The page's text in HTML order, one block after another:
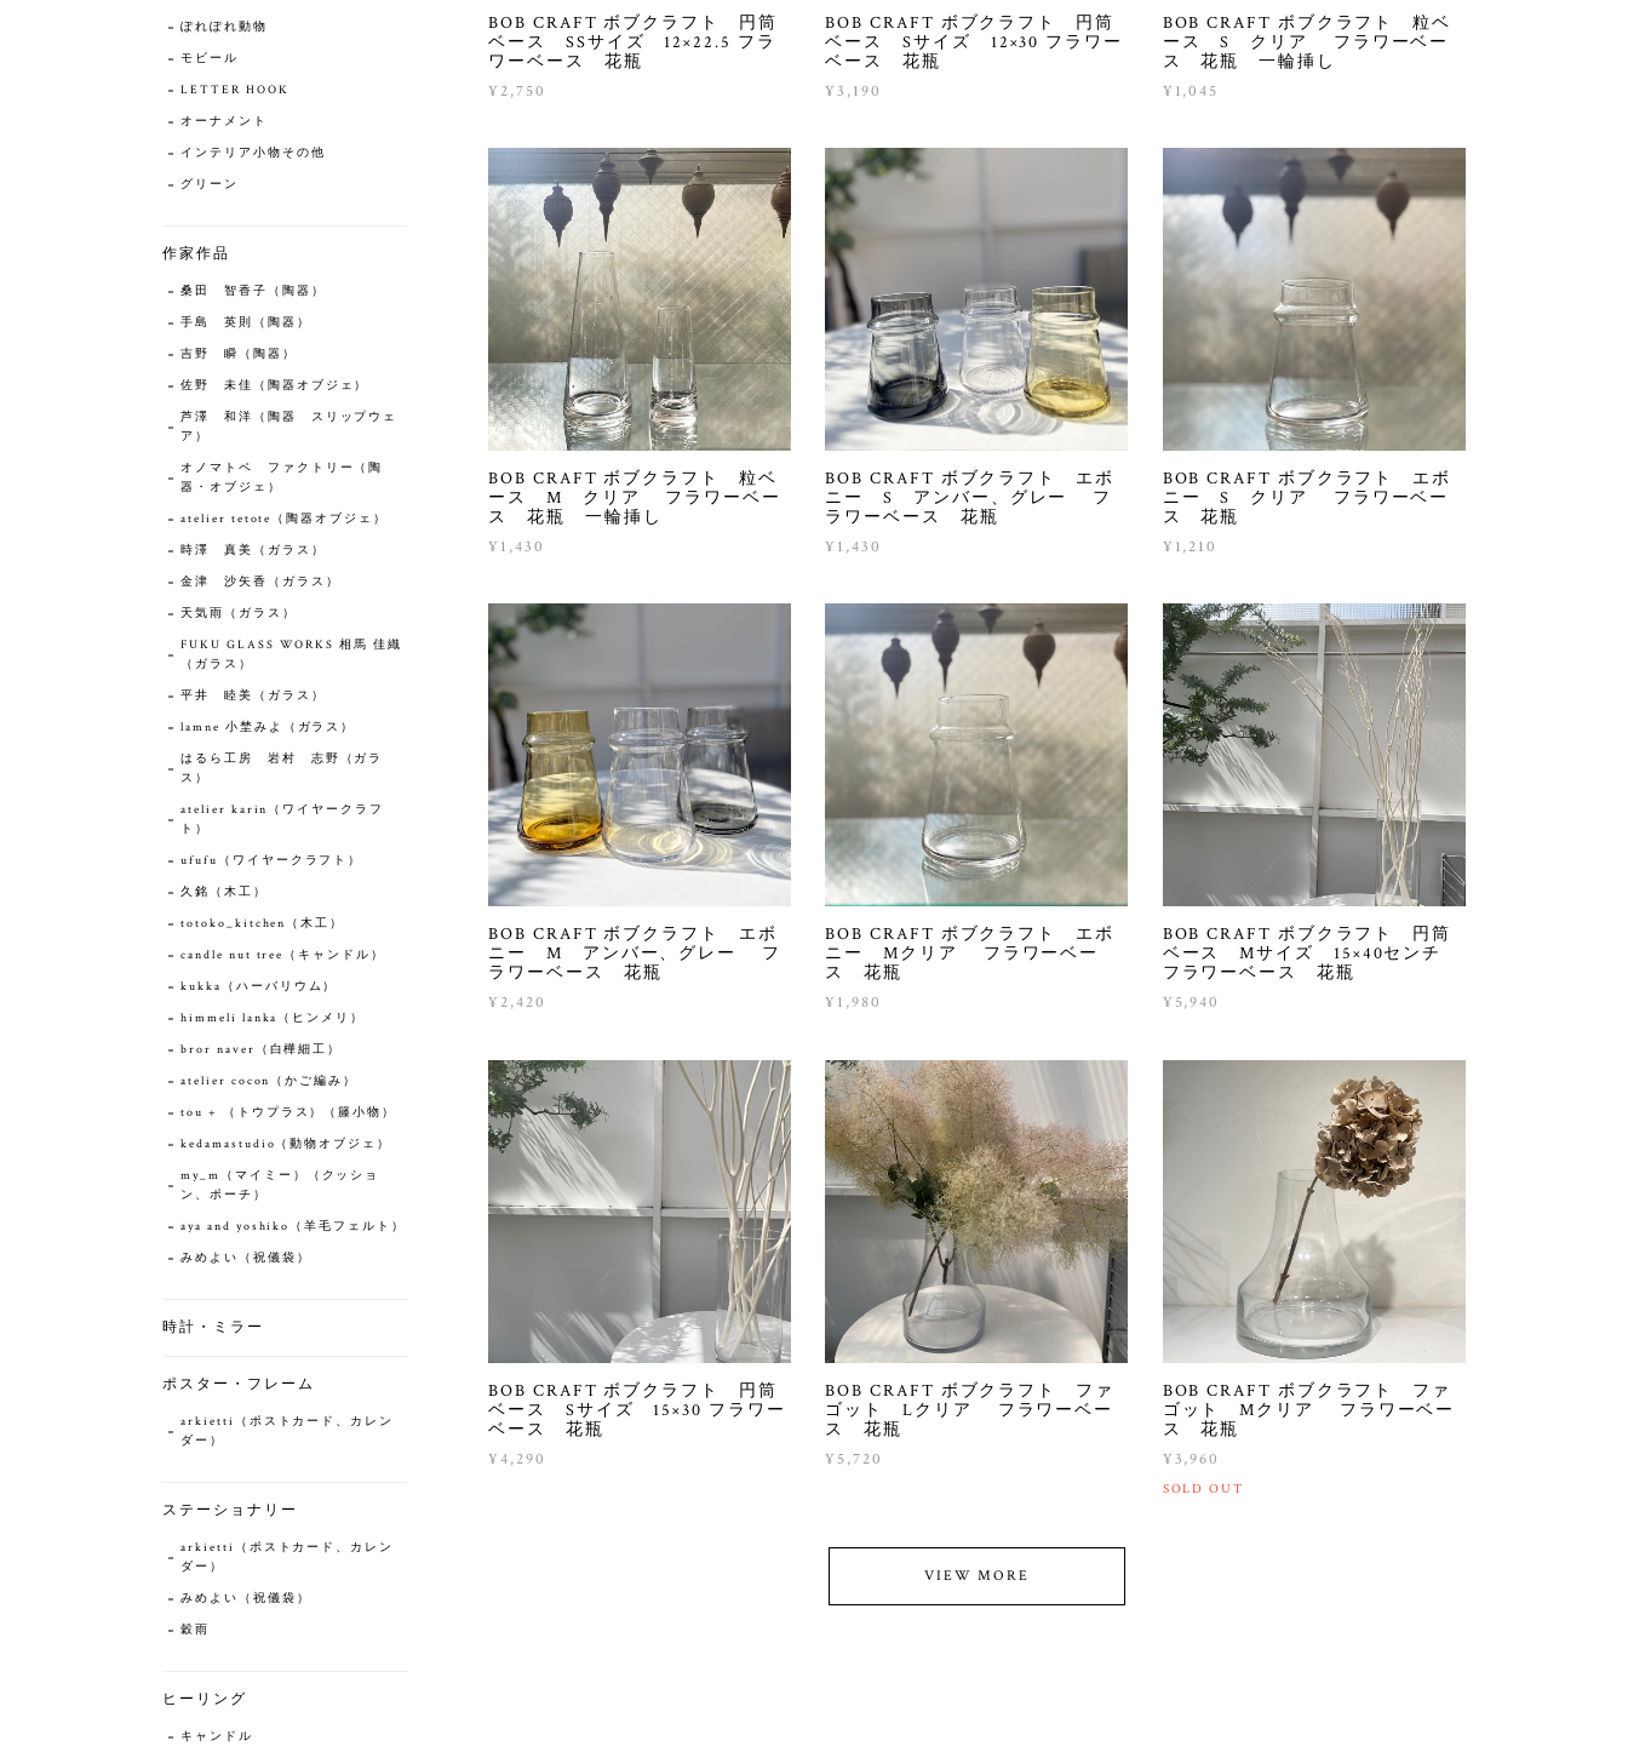
BOB CRAFT ボブクラフト 円筒
ベース SSサイズ 12×22.5 フラ
ワーベース 花瓶
¥2,750
BOB CRAFT ボブクラフト 円筒
ベース Sサイズ 12×30 フラワー
ベース 花瓶
¥3,190
BOB CRAFT ボブクラフト 粒ベ
ース S クリア フラワーベー
ス 花瓶 一輪挿し
¥1,045
BOB CRAFT ボブクラフト 粒ベ
ース M クリア フラワーベー
ス 花瓶 一輪挿し
¥1,430
BOB CRAFT ボブクラフト エボ
ニー S アンバー、グレー フ
ラワーベース 花瓶
¥1,430
BOB CRAFT ボブクラフト エボ
ニー S クリア フラワーベー
ス 花瓶
¥1,210
BOB CRAFT ボブクラフト エボ
ニー M アンバー、グレー フ
ラワーベース 花瓶
¥2,420
BOB CRAFT ボブクラフト エボ
ニー Mクリア フラワーベー
ス 花瓶
¥1,980
BOB CRAFT ボブクラフト 円筒
ベース Mサイズ 15×40センチ
フラワーベース 花瓶
¥5,940
BOB CRAFT ボブクラフト 円筒
ベース Sサイズ 15×30 フラワー
ベース 花瓶
¥4,290
BOB CRAFT ボブクラフト ファ
ゴット Lクリア フラワーベー
ス 花瓶
¥5,720
BOB CRAFT ボブクラフト ファ
ゴット Mクリア フラワーベー
ス 花瓶
¥3,960
SOLD OUT
VIEW MORE
ぽれぽれ動物
モビール
LETTER HOOK
オーナメント
インテリア小物その他
グリーン
作家作品
桑田 智香子（陶器）
手島 英則（陶器）
吉野 瞬（陶器）
佐野 未佳（陶器オブジェ）
芦澤 和洋（陶器 スリップウェ
ア）
オノマトペ ファクトリー（陶
器・オブジェ）
atelier tetote（陶器オブジェ）
時澤 真美（ガラス）
金津 沙矢香（ガラス）
天気雨（ガラス）
FUKU GLASS WORKS 相馬 佳織
（ガラス）
平井 睦美（ガラス）
lamne 小埜みよ（ガラス）
はるら工房 岩村 志野（ガラ
ス）
atelier karin（ワイヤークラフ
ト）
ufufu（ワイヤークラフト）
久銘（木工）
totoko_kitchen（木工）
candle nut tree（キャンドル）
kukka（ハーバリウム）
himmeli lanka（ヒンメリ）
bror naver（白樺細工）
atelier cocon（かご編み）
tou + （トウプラス）（籐小物）
kedamastudio（動物オブジェ）
my_m（マイミー）（クッショ
ン、ポーチ）
aya and yoshiko（羊毛フェルト）
みめよい（祝儀袋）
時計・ミラー
ポスター・フレーム
arkietti（ポストカード、カレン
ダー）
ステーショナリー
arkietti（ポストカード、カレン
ダー）
みめよい（祝儀袋）
穀雨
ヒーリング
キャンドル